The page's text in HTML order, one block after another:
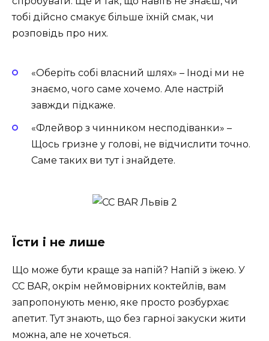
тобі дійсно смакує більше їхній смак, чи
розповідь про них.
«Оберіть собі власний шлях» – Іноді ми не
знаємо, чого саме хочемо. Але настрій
завжди підкаже.
«Флейвор з чинником несподіванки» –
Щось гризне у голові, не відчислити точно.
Саме таких ви тут і знайдете.
Їсти і не лише
Що може бути краще за напій? Напій з їжею. У
CC BAR, окрім неймовірних коктейлів, вам
запропонують меню, яке просто розбурхає
апетит. Тут знають, що без гарної закуски жити
можна, але не хочеться.